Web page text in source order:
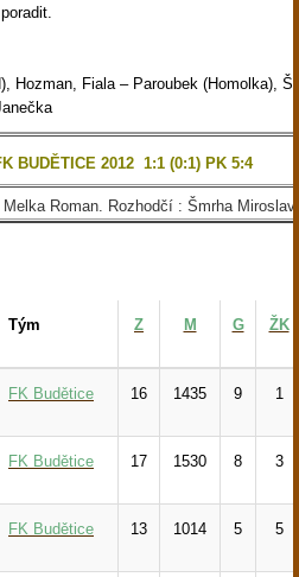
Hozman, Fiala – Paroubek (Homolka),
BUDĚTICE 2012 1:1 (0:1) PK 5:4
Roman. Rozhodčí : Šmrha
Tým Z M G ŽK
FK Budětice 16 1435 9 1
FK Budětice 17 1530 8 3
FK Budětice 13 1014 5 5